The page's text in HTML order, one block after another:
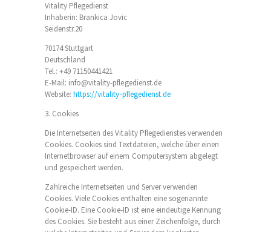
Vitality Pflegedienst
Inhaberin: Brankica Jovic
Seidenstr.20
70174 Stuttgart
Deutschland
Tel.: +49 71150441421
E-Mail: info@vitality-pflegedienst.de
Website:https://vitality-pflegedienst.de
3. Cookies
Die Internetseiten des Vitality Pflegedienstes verwenden
Cookies. Cookies sind Textdateien, welche über einen
Internetbrowser auf einem Computersystem abgelegt
und gespeichert werden.
Zahlreiche Internetseiten und Server verwenden
Cookies. Viele Cookies enthalten eine sogenannte
Cookie-ID. Eine Cookie-ID ist eine eindeutige Kennung
des Cookies. Sie besteht aus einer Zeichenfolge, durch